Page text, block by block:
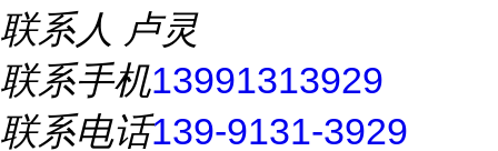
联系人 卢灵
联系手机13991313929
联系电话139-9131-3929